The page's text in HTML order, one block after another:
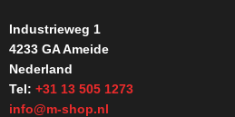
Industrieweg 1
4233 GA Ameide
Nederland
Tel: +31 13 505 1273
info@m-shop.nl